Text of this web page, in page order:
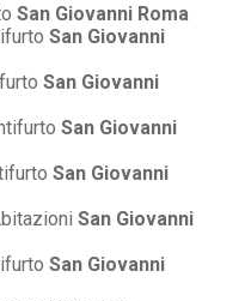
San Giovanni Roma
San Giovanni
San Giovanni
San Giovanni
San Giovanni
San Giovanni
San Giovanni